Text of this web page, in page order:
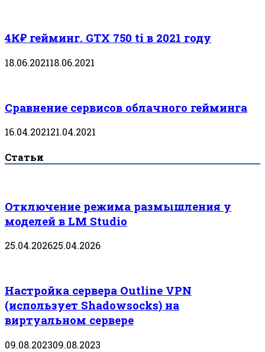
4К₽ гейминг. GTX 750 ti в 2021 году
18.06.202118.06.2021
Сравнение сервисов облачного гейминга
16.04.202121.04.2021
Статьи
Отключение режима размышления у
моделей в LM Studio
25.04.202625.04.2026
Настройка сервера Outline VPN
(использует Shadowsocks) на
виртуальном сервере
09.08.202309.08.2023